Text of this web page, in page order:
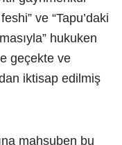
ve “Tapu’daki
hukuken
geçekte ve
iktisap edilmiş
mahsuben bu